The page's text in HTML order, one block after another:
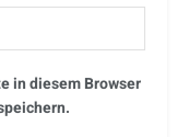
in diesem Browser